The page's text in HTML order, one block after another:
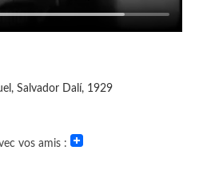
Salvador Dalí, 1929
vos amis :